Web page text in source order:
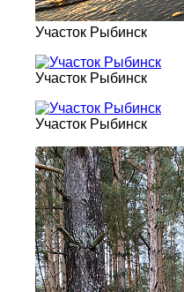
Участок Рыбинск
Участок Рыбинск
Участок Рыбинск